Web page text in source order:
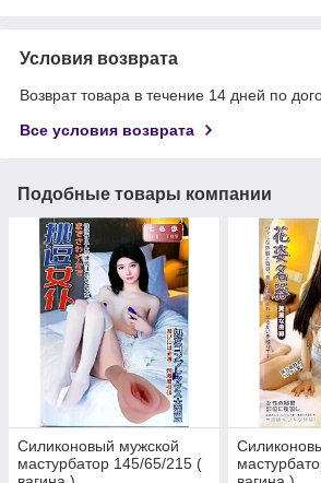
Условия возврата
Возврат товара в течение 14 дней по
Все условия возврата
Подобные товары компании
Силиконовый мужской
мастурбатор 145/65/215 (